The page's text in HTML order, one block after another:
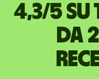
4,3/5
da